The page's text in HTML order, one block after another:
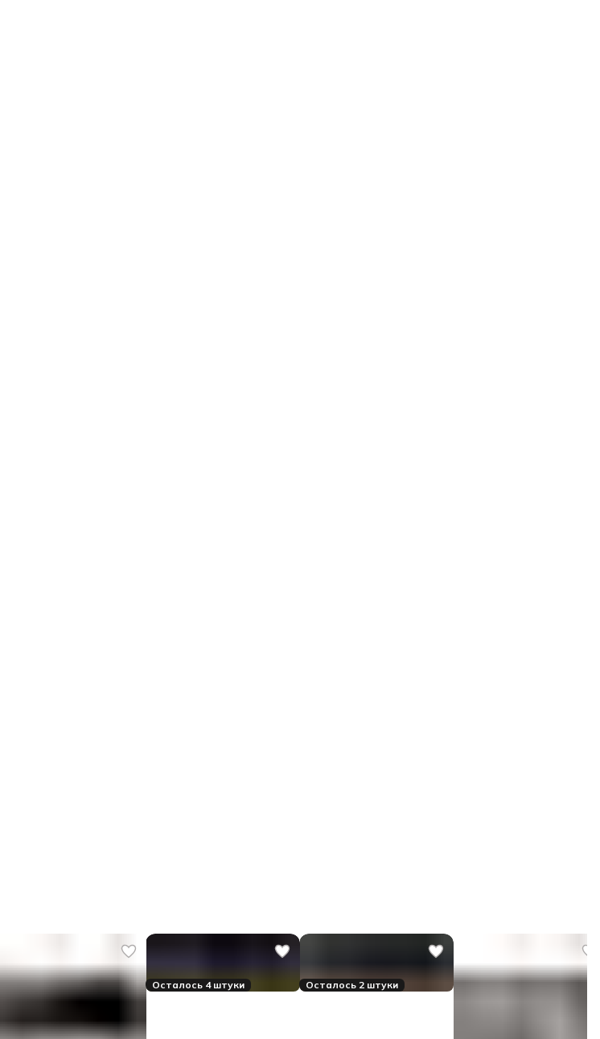
Осталось 4 штуки Осталось 2 штуки